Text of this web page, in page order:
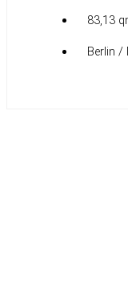
83,13
Berlin /